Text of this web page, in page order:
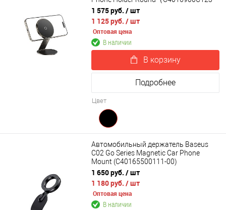
00）
1 575 руб. / шт
1 125 руб. / шт
Оптовая цена
В наличии
В корзину
Подробнее
Цвет
Автомобильный держатель Baseus
C02 Go Series Magnetic Car Phone
Mount (C40165500111-00)
1 650 руб. / шт
1 180 руб. / шт
Оптовая цена
В наличии